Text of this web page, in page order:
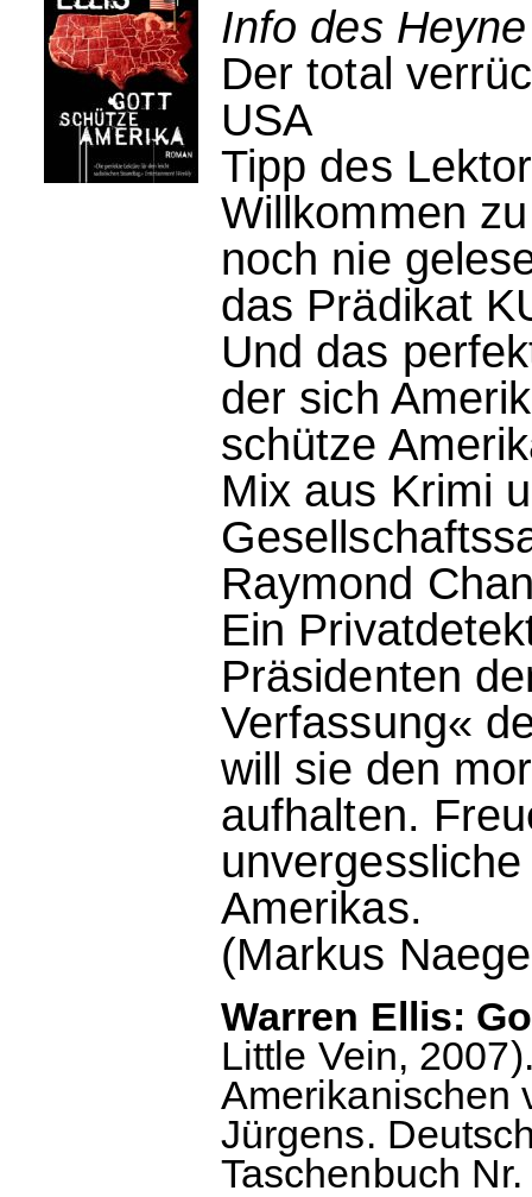
Info des
Der total
USA
Tipp des
Willkommen
noch nie
das Prädikat
Und das
der sich
schütze
Mix aus Krimi
Raymond
Ein
Präsidenten
Verfassung«
will sie den
aufhalten.
Amerikas.
(Markus
Warren Ellis:
Little Vein,
Amerikanischen
Jürgens.
Taschenbuch